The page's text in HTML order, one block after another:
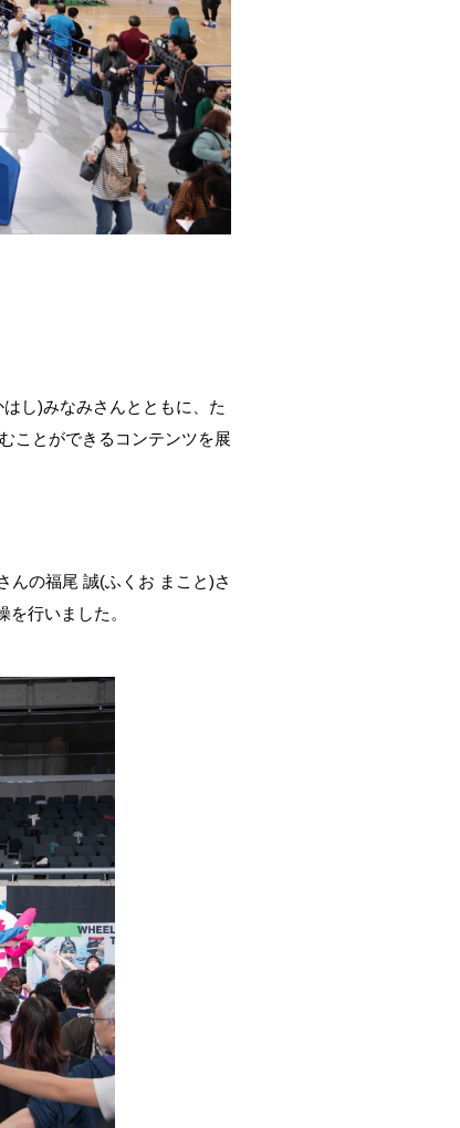
し)みなみさんとともに、た
ことができるコンテンツを展
んの福尾 誠(ふくお まこと)さ
行いました。